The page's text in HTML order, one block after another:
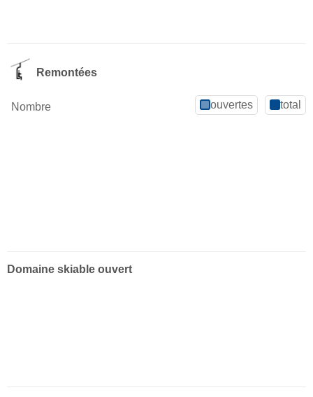
Remontées
Nombre ouvertes total
Domaine skiable ouvert